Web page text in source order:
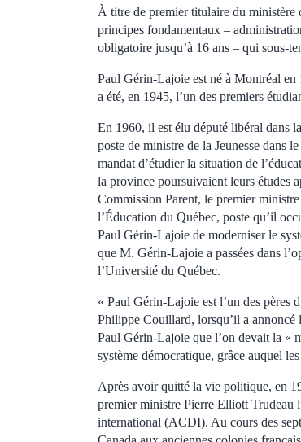
À titre de premier titulaire du ministère
principes fondamentaux –
obligatoire jusqu’à 16 ans – qui sous-
Paul Gérin-Lajoie est né à Montréal
a été, en 1945, l’un des premiers
En 1960, il est élu député libéral dans
poste de ministre de la Jeunesse dans
mandat d’étudier la situation de
la province poursuivaient leurs études
Commission Parent, le premier
l’Éducation du Québec, poste qu’il
Paul Gérin-Lajoie de moderniser le
que M. Gérin-Lajoie a passées dans
l’Université du Québec.
« Paul Gérin-Lajoie est l’un des pères
Philippe Couillard, lorsqu’il a annoncé
Paul Gérin-Lajoie que l’on devait la «
système démocratique, grâce auquel
Après avoir quitté la vie politique, en
premier ministre Pierre Elliott Trudeau
international (ACDI). Au cours des